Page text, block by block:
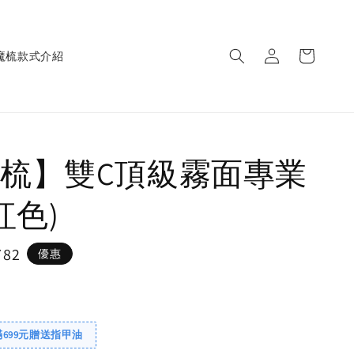
梳款式介紹
梳】雙C頂級霧面專業
色)
優惠
元贈送指甲油